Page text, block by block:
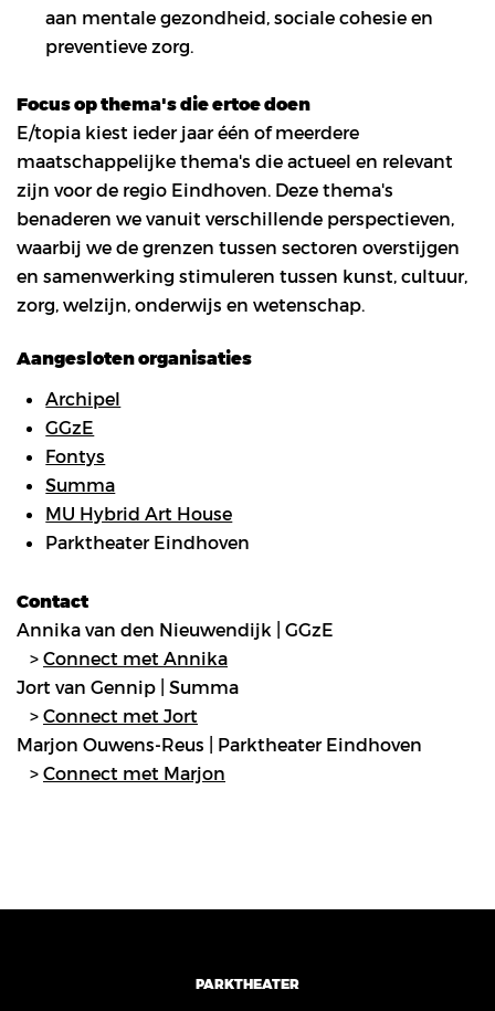
aan mentale gezondheid, sociale cohesie en
preventieve zorg.
Focus op thema's die ertoe doen
E/topia kiest ieder jaar één of meerdere
maatschappelijke thema's die actueel en relevant
zijn voor de regio Eindhoven. Deze thema's
benaderen we vanuit verschillende perspectieven,
waarbij we de grenzen tussen sectoren overstijgen
en samenwerking stimuleren tussen kunst, cultuur,
zorg, welzijn, onderwijs en wetenschap.
Aangesloten organisaties
Archipel
GGzE
Fontys
Summa
MU Hybrid Art House
Parktheater Eindhoven
Contact
Annika van den Nieuwendijk | GGzE
> Connect met Annika
Jort van Gennip | Summa
> Connect met Jort
Marjon Ouwens-Reus | Parktheater Eindhoven
> Connect met Marjon
PARKTHEATER